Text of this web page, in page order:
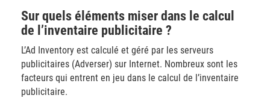
​Sur quels éléments miser dans le calcul
de l’inventaire publicitaire ?
L’Ad Inventory est calculé et géré par les serveurs
publicitaires (Adverser) sur Internet. Nombreux sont les
facteurs qui entrent en jeu dans le calcul de l’inventaire
publicitaire.